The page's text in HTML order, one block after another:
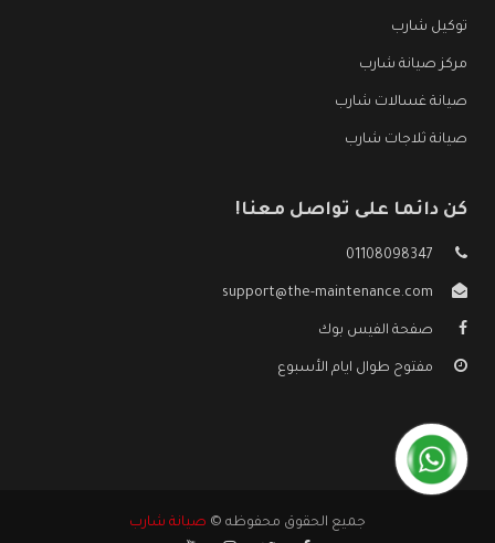
توكيل شارب
مركز صيانة شارب
صيانة غسالات شارب
صيانة ثلاجات شارب
كن دائما على تواصل معنا!
01108098347
support@the-maintenance.com
صفحة الفيس بوك
مفتوح طوال ايام الأسبوع
جميع الحقوق محفوظه © صيانة شارب